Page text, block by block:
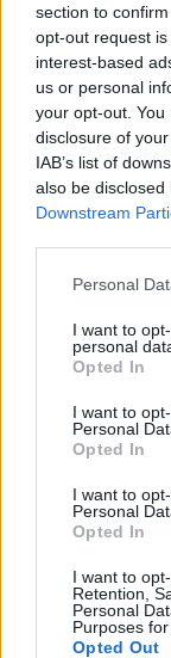
section to
opt-out request
interest-based
us or personal
your opt-out.
disclosure of
IAB’s list of
also be
Downstream
Personal
I want to
personal
Opted In
I want to
Personal
Opted In
I want to
Personal
Opted In
I want to
Retention,
Personal
Purposes
Opted Out
Il
7
FACEBOOK